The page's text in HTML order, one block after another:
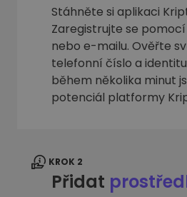
Stáhněte si aplikaci
Zaregistrujte se
nebo e-mailu. Ověřte
telefonní číslo a
během několika minut
potenciál platformy
KROK 2
Přidat